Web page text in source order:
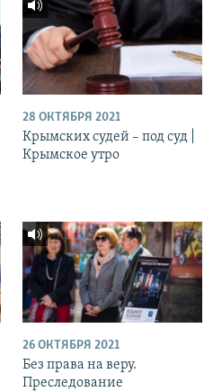
28 ОКТЯБРЯ 2021
Крымских судей – под суд |
Крымское утро
26 ОКТЯБРЯ 2021
Без права на веру.
Преследование